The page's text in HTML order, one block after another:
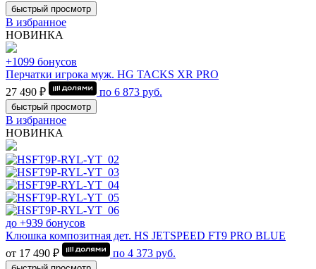
быстрый просмотр
В избранное
НОВИНКА
+1099 бонусов
Перчатки игрока муж. HG TACKS XR PRO
27 490 ₽
по 6 873 руб.
быстрый просмотр
В избранное
НОВИНКА
до +939 бонусов
Клюшка композитная дет. HS JETSPEED FT9 PRO BLUE
от 17 490 ₽
по 4 373 руб.